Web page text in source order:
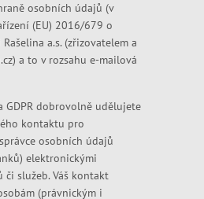
osobních údajů (v
(EU) 2016/679 o
a.s. (zřizovatelem a
a to v rozsahu e-mailová
GDPR dobrovolně udělujete
kontaktu pro
osobních údajů
elektronickými
služeb. Váš kontakt
(právnickým i